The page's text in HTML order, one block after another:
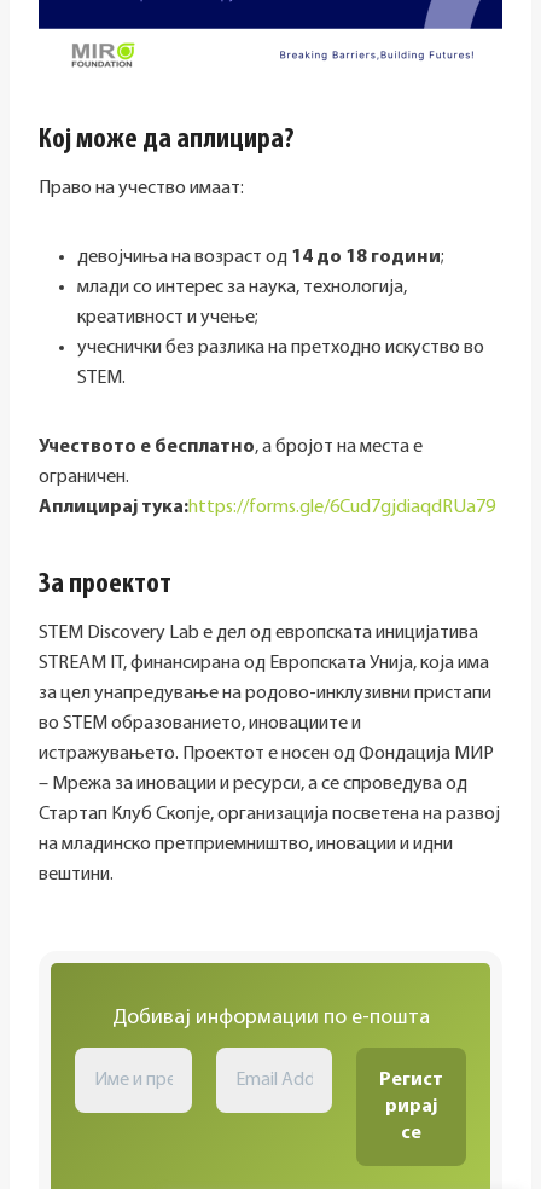
Кој може да аплицира?
Право на учество имаат:
девојчиња на возраст од 14 до 18 години;
млади со интерес за наука, технологија,
креативност и учење;
учеснички без разлика на претходно искуство во
STEM.
Учеството е бесплатно, а бројот на места е
ограничен.
Аплицирај тука:https://forms.gle/6Cud7gjdiaqdRUa79
За проектот
STEM Discovery Lab е дел од европската иницијатива
STREAM IT, финансирана од Европската Унија, која има
за цел унапредување на родово-инклузивни пристапи
во STEM образованието, иновациите и
истражувањето. Проектот е носен од Фондација МИР
– Мрежа за иновации и ресурси, а се спроведува од
Стартап Клуб Скопје, организација посветена на развој
на младинско претприемништво, иновации и идни
вештини.
Добивај информации по е-пошта